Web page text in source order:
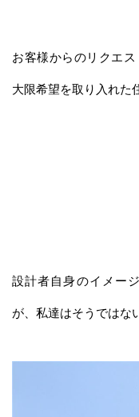
お客様からのリクエ
大限希望を取り入れた
設計者自身のイメー
が、私達はそうではな